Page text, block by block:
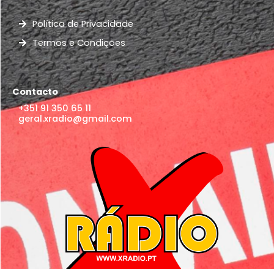
Política de Privacidade
Termos e Condições
Contacto
+351 91 350 65 11
geral.xradio@gmail.com